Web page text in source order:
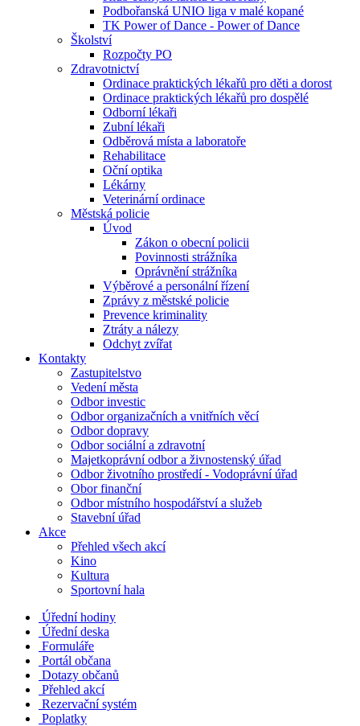
Podbořanská UNIO liga v malé kopané
TK Power of Dance - Power of Dance
Školství
Rozpočty PO
Zdravotnictví
Ordinace praktických lékařů pro děti a dorost
Ordinace praktických lékařů pro dospělé
Odborní lékaři
Zubní lékaři
Odběrová místa a laboratoře
Rehabilitace
Oční optika
Lékárny
Veterinární ordinace
Městská policie
Úvod
Zákon o obecní policii
Povinnosti strážníka
Oprávnění strážníka
Výběrové a personální řízení
Zprávy z městské policie
Prevence kriminality
Ztráty a nálezy
Odchyt zvířat
Kontakty
Zastupitelstvo
Vedení města
Odbor investic
Odbor organizačních a vnitřních věcí
Odbor dopravy
Odbor sociální a zdravotní
Majetkoprávní odbor a živnostenský úřad
Odbor životního prostředí - Vodoprávní úřad
Obor finanční
Odbor místního hospodářství a služeb
Stavební úřad
Akce
Přehled všech akcí
Kino
Kultura
Sportovní hala
Úřední hodiny
Úřední deska
Formuláře
Portál občana
Dotazy občanů
Přehled akcí
Rezervační systém
Poplatky